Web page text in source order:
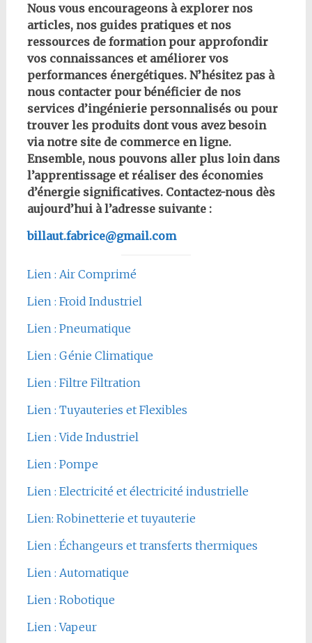
Nous vous encourageons à explorer nos
articles, nos guides pratiques et nos
ressources de formation pour approfondir
vos connaissances et améliorer vos
performances énergétiques. N’hésitez pas à
nous contacter pour bénéficier de nos
services d’ingénierie personnalisés ou pour
trouver les produits dont vous avez besoin
via notre site de commerce en ligne.
Ensemble, nous pouvons aller plus loin dans
l’apprentissage et réaliser des économies
d’énergie significatives. Contactez-nous dès
aujourd’hui à l’adresse suivante :
billaut.fabrice@gmail.com
Lien : Air Comprimé
Lien : Froid Industriel
Lien : Pneumatique
Lien : Génie Climatique
Lien : Filtre Filtration
Lien : Tuyauteries et Flexibles
Lien : Vide Industriel
Lien : Pompe
Lien : Electricité et électricité industrielle
Lien: Robinetterie et tuyauterie
Lien : Échangeurs et transferts thermiques
Lien : Automatique
Lien : Robotique
Lien : Vapeur